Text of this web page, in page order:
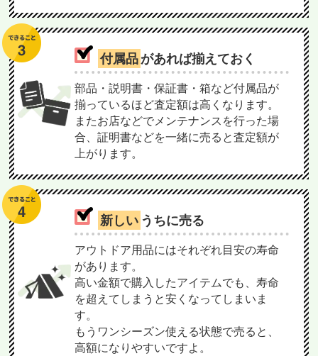
付属品があれば揃えておく
部品・説明書・保証書・箱など付属品が
揃っているほど査定額は高くなります。
またお店などでメンテナンスを行った場
合、証明書などを一緒に売ると査定額が
上がります。
新しい うちに売る
アウトドア用品にはそれぞれ目安の寿命
があります。
高い金額で購入したアイテムでも、寿命
を超えてしまうと安くなってしまいま
す。
もうワンシーズン使える状態で売ると、
高額になりやすいですよ。